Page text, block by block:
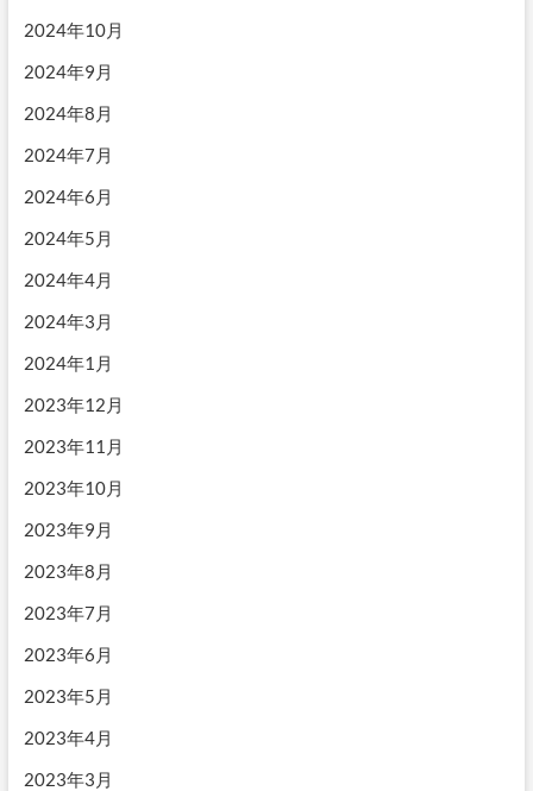
2024年10月
2024年9月
2024年8月
2024年7月
2024年6月
2024年5月
2024年4月
2024年3月
2024年1月
2023年12月
2023年11月
2023年10月
2023年9月
2023年8月
2023年7月
2023年6月
2023年5月
2023年4月
2023年3月